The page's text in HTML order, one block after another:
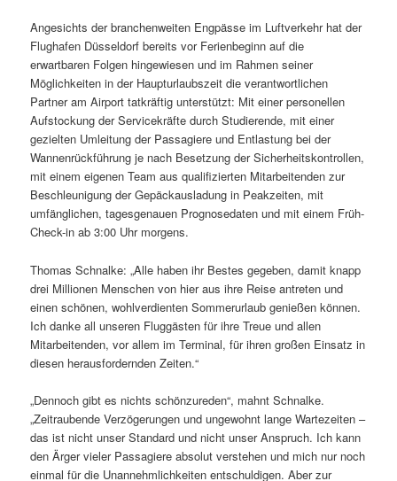
Angesichts der branchenweiten Engpässe im Luftverkehr hat der
Flughafen Düsseldorf bereits vor Ferienbeginn auf die
erwartbaren Folgen hingewiesen und im Rahmen seiner
Möglichkeiten in der Haupturlaubszeit die verantwortlichen
Partner am Airport tatkräftig unterstützt: Mit einer personellen
Aufstockung der Servicekräfte durch Studierende, mit einer
gezielten Umleitung der Passagiere und Entlastung bei der
Wannenrückführung je nach Besetzung der Sicherheitskontrollen,
mit einem eigenen Team aus qualifizierten Mitarbeitenden zur
Beschleunigung der Gepäckausladung in Peakzeiten, mit
umfänglichen, tagesgenauen Prognosedaten und mit einem Früh-
Check-in ab 3:00 Uhr morgens.
Thomas Schnalke: „Alle haben ihr Bestes gegeben, damit knapp
drei Millionen Menschen von hier aus ihre Reise antreten und
einen schönen, wohlverdienten Sommerurlaub genießen können.
Ich danke all unseren Fluggästen für ihre Treue und allen
Mitarbeitenden, vor allem im Terminal, für ihren großen Einsatz in
diesen herausfordernden Zeiten.“
„Dennoch gibt es nichts schönzureden“, mahnt Schnalke.
„Zeitraubende Verzögerungen und ungewohnt lange Wartezeiten –
das ist nicht unser Standard und nicht unser Anspruch. Ich kann
den Ärger vieler Passagiere absolut verstehen und mich nur noch
einmal für die Unannehmlichkeiten entschuldigen. Aber zur